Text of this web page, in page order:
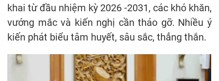
khai từ đầu nhiệm kỳ 2026 -2031, các khó khăn,
vướng mắc và kiến nghị cần tháo gỡ. Nhiều ý
kiến phát biểu tâm huyết, sâu sắc, thẳng thắn.